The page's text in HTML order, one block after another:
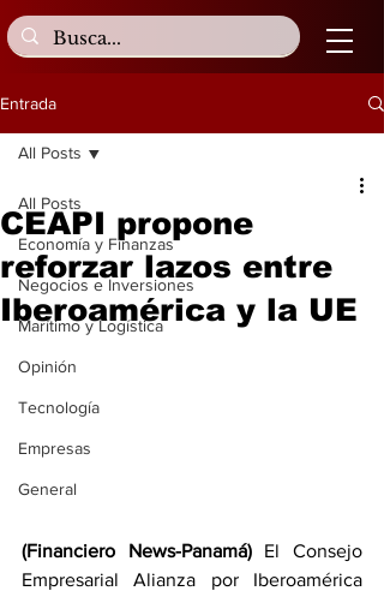
Entrada
All Posts
Economía y Finanzas
Negocios e Inversiones
Marítimo y Logística
Opinión
Tecnología
Empresas
General
All Posts
CEAPI propone
reforzar lazos entre
Iberoamérica y la UE
(Financiero News-Panamá) El Consejo
Empresarial Alianza por Iberoamérica